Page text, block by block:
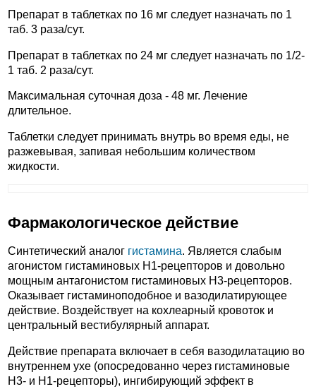
Препарат в таблетках по 16 мг следует назначать по 1
таб. 3 раза/сут.
Препарат в таблетках по 24 мг следует назначать по 1/2-
1 таб. 2 раза/сут.
Максимальная суточная доза - 48 мг. Лечение
длительное.
Таблетки следует принимать внутрь во время еды, не
разжевывая, запивая небольшим количеством
жидкости.
Фармакологическое действие
Синтетический аналог гистамина. Является слабым
агонистом гистаминовых H1-рецепторов и довольно
мощным антагонистом гистаминовых H3-рецепторов.
Оказывает гистаминоподобное и вазодилатирующее
действие. Воздействует на кохлеарный кровоток и
центральный вестибулярный аппарат.
Действие препарата включает в себя вазодилатацию во
внутреннем ухе (опосредованно через гистаминовые
H3- и H1-рецепторы), ингибирующий эффект в